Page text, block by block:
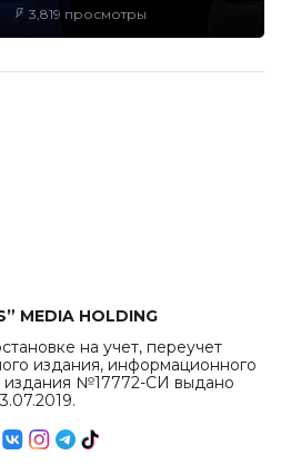
3,819 просмотры
MEDIA HOLDING
на учет, переучет
издания, информационного
издания №17772-СИ выдано